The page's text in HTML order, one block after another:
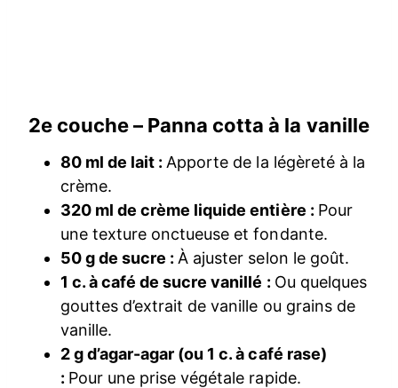
2e couche – Panna cotta à la vanille
80 ml de lait : Apporte de la légèreté à la
crème.
320 ml de crème liquide entière : Pour
une texture onctueuse et fondante.
50 g de sucre : À ajuster selon le goût.
1 c. à café de sucre vanillé : Ou quelques
gouttes d’extrait de vanille ou grains de
vanille.
2 g d’agar-agar (ou 1 c. à café rase)
: Pour une prise végétale rapide.